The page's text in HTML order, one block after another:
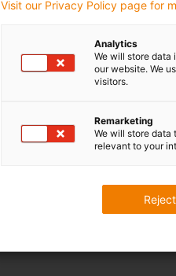
Visit our Privacy Policy page for
Analytics
We will store data
our website. We
visitors.
Remarketing
We will store data
relevant to your